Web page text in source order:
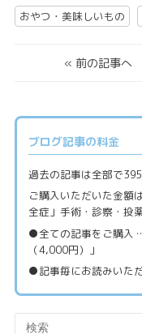
おやつ・美味しいもの
« 前の記事へ
ブログ記事の料金
過去の記事は全部で395
ご購入いただいた金額
全症」手術・診察・投
●全ての記事をご購入
（4,000円）」
●記事毎にお読みいた